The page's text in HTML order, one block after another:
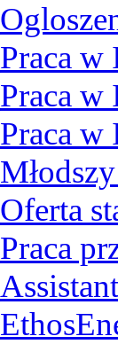
Praca
Praca
Praca
Oferta
Praca